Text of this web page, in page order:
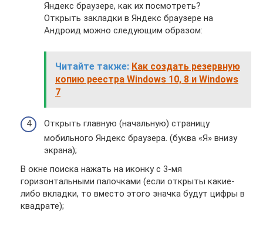
Яндекс браузере, как их посмотреть?
Открыть закладки в Яндекс браузере на
Андроид можно следующим образом:
Читайте также: Как создать резервную
копию реестра Windows 10, 8 и Windows
7
Открыть главную (начальную) страницу
мобильного Яндекс браузера. (буква «Я» внизу
экрана);
В окне поиска нажать на иконку с 3-мя
горизонтальными палочками (если открыты какие-
либо вкладки, то вместо этого значка будут цифры в
квадрате);